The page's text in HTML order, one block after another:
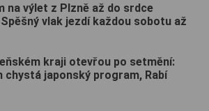
na výlet z Plzně až do srdce
vlak jezdí každou sobotu až
kraji otevřou po setmění:
chystá japonský program, Rabí